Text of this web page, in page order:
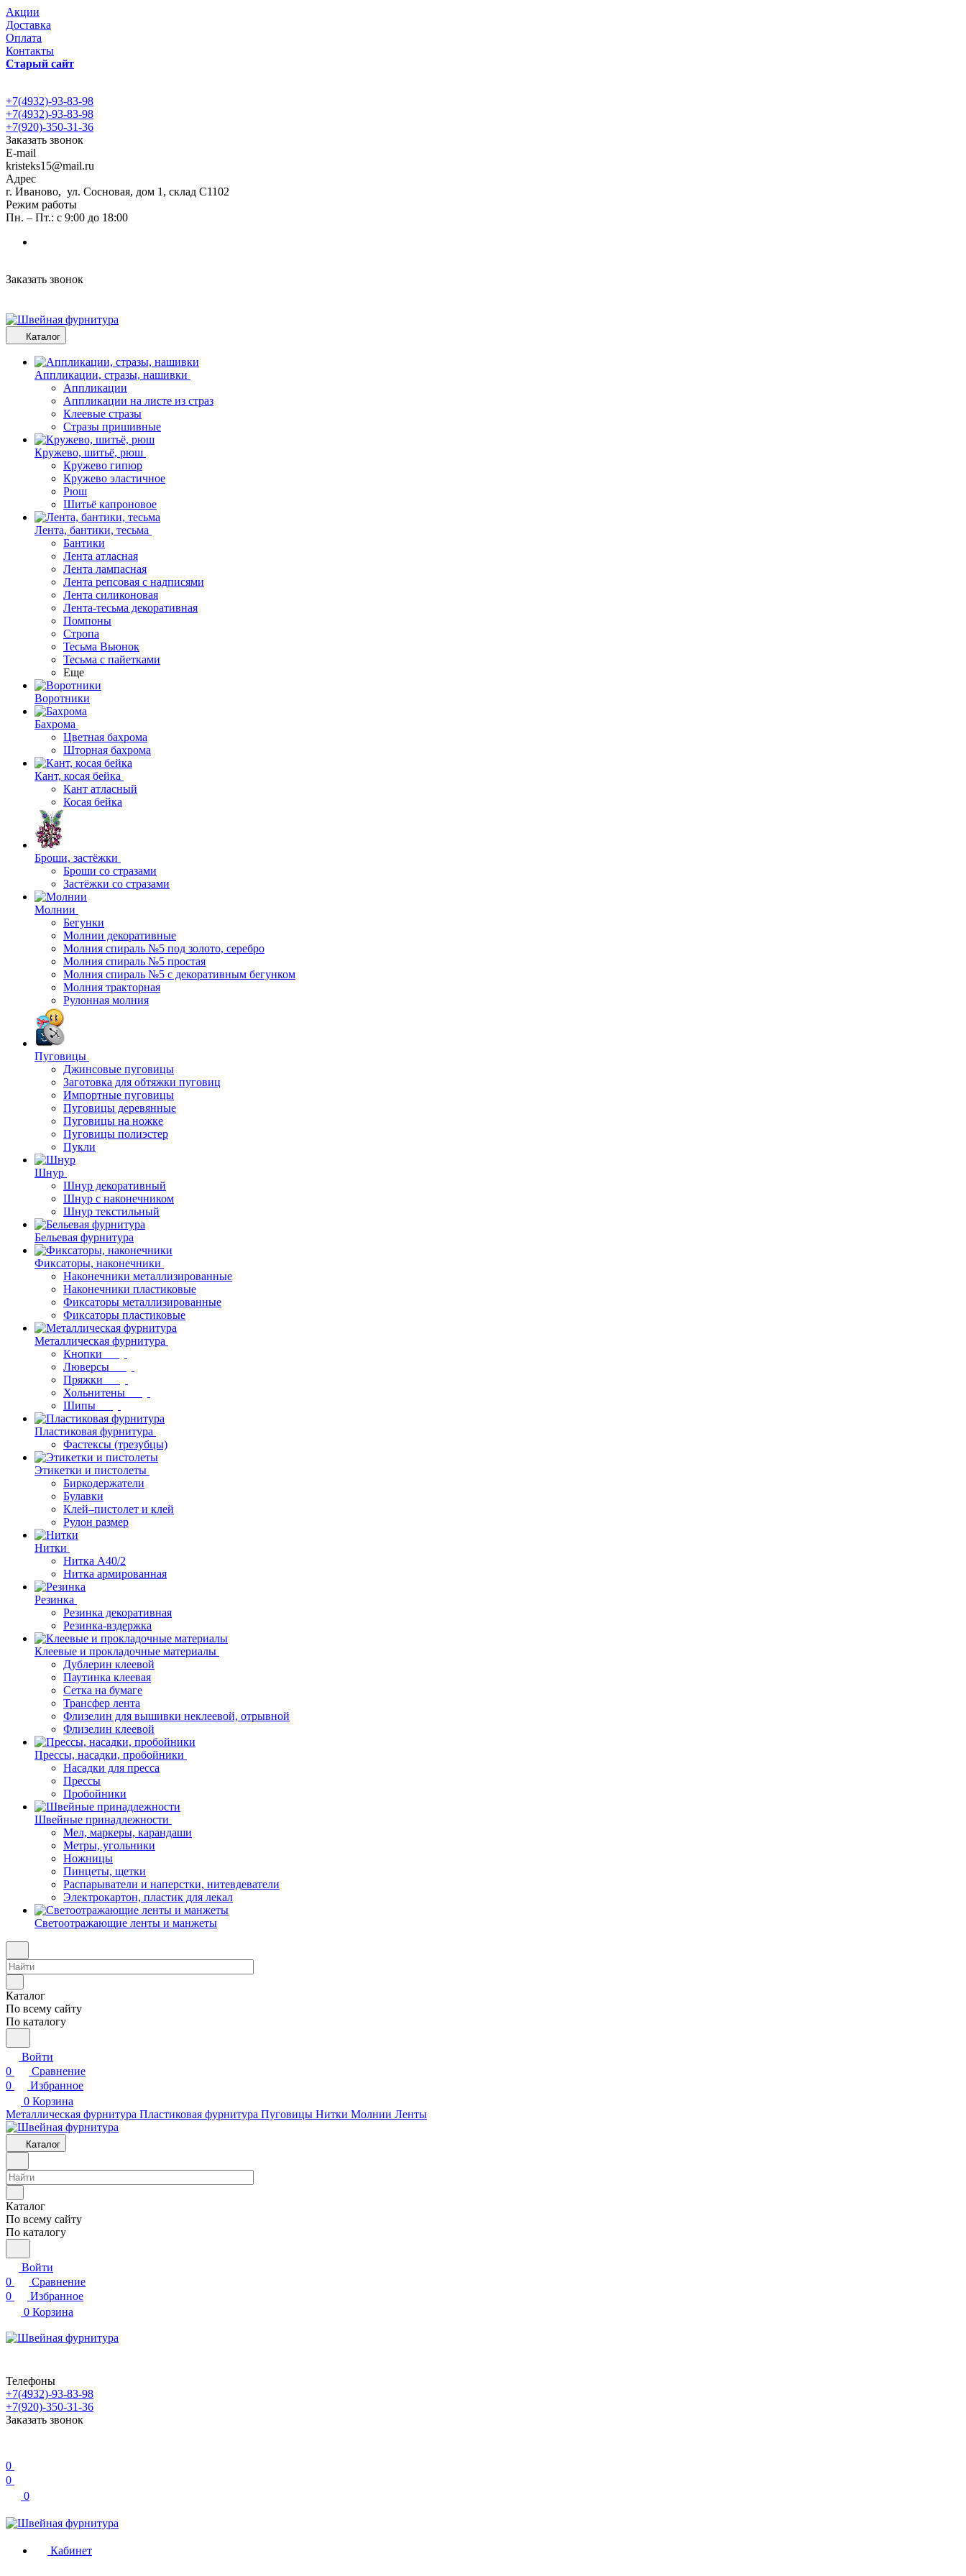
Акции
Доставка
Оплата
Контакты
Старый сайт
+7(4932)-93-83-98
+7(4932)-93-83-98
+7(920)-350-31-36
Заказать звонок
E-mail
kristeks15@mail.ru
Адрес
г. Иваново, ул. Сосновая, дом 1, склад С1102
Режим работы
Пн. – Пт.: с 9:00 до 18:00
Заказать звонок
Каталог
Аппликации, стразы, нашивки
Аппликации
Аппликации на листе из страз
Клеевые стразы
Стразы пришивные
Кружево, шитьё, рюш
Кружево гипюр
Кружево эластичное
Рюш
Шитьё капроновое
Лента, бантики, тесьма
Бантики
Лента атласная
Лента лампасная
Лента репсовая с надписями
Лента силиконовая
Лента-тесьма декоративная
Помпоны
Стропа
Тесьма Вьюнок
Тесьма с пайетками
Еще
Воротники
Бахрома
Цветная бахрома
Шторная бахрома
Кант, косая бейка
Кант атласный
Косая бейка
Броши, застёжки
Броши со стразами
Застёжки со стразами
Молнии
Бегунки
Молнии декоративные
Молния спираль №5 под золото, серебро
Молния спираль №5 простая
Молния спираль №5 с декоративным бегунком
Молния тракторная
Рулонная молния
Пуговицы
Джинсовые пуговицы
Заготовка для обтяжки пуговиц
Импортные пуговицы
Пуговицы деревянные
Пуговицы на ножке
Пуговицы полиэстер
Пукли
Шнур
Шнур декоративный
Шнур с наконечником
Шнур текстильный
Бельевая фурнитура
Фиксаторы, наконечники
Наконечники металлизированные
Наконечники пластиковые
Фиксаторы металлизированные
Фиксаторы пластиковые
Металлическая фурнитура
Кнопки
Люверсы
Пряжки
Хольнитены
Шипы
Пластиковая фурнитура
Фастексы (трезубцы)
Этикетки и пистолеты
Биркодержатели
Булавки
Клей–пистолет и клей
Рулон размер
Нитки
Нитка А40/2
Нитка армированная
Резинка
Резинка декоративная
Резинка-вздержка
Клеевые и прокладочные материалы
Дублерин клеевой
Паутинка клеевая
Сетка на бумаге
Трансфер лента
Флизелин для вышивки неклеевой, отрывной
Флизелин клеевой
Прессы, насадки, пробойники
Насадки для пресса
Прессы
Пробойники
Швейные принадлежности
Мел, маркеры, карандаши
Метры, угольники
Ножницы
Пинцеты, щетки
Распарыватели и наперстки, нитевдеватели
Электрокартон, пластик для лекал
Светоотражающие ленты и манжеты
Каталог
По всему сайту
По каталогу
Войти
0
Сравнение
0
Избранное
0 Корзина
Металлическая фурнитура Пластиковая фурнитура Пуговицы Нитки Молнии Ленты
Каталог
Каталог
По всему сайту
По каталогу
Войти
0
Сравнение
0
Избранное
0 Корзина
Телефоны
+7(4932)-93-83-98
+7(920)-350-31-36
Заказать звонок
0
0
0
Кабинет